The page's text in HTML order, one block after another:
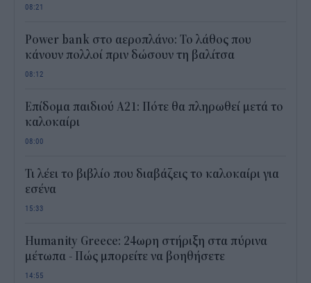
08:21
Power bank στο αεροπλάνο: Το λάθος που
κάνουν πολλοί πριν δώσουν τη βαλίτσα
08:12
Επίδομα παιδιού Α21: Πότε θα πληρωθεί μετά το
καλοκαίρι
08:00
Τι λέει το βιβλίο που διαβάζεις το καλοκαίρι για
εσένα
15:33
Humanity Greece: 24ωρη στήριξη στα πύρινα
μέτωπα - Πώς μπορείτε να βοηθήσετε
14:55